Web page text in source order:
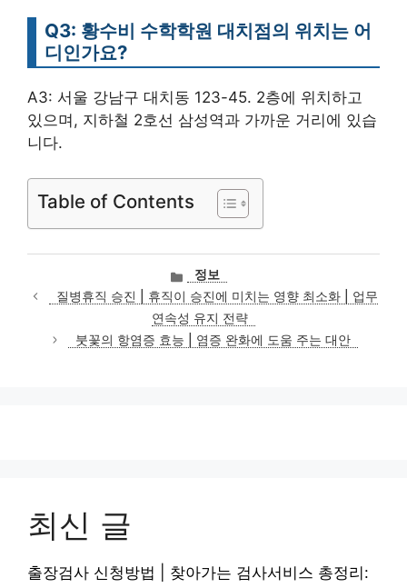
Q3: 황수비 수학학원 대치점의 위치는 어
디인가요?
A3: 서울 강남구 대치동 123-45. 2층에 위치하고
있으며, 지하철 2호선 삼성역과 가까운 거리에 있습
니다.
Table of Contents
카
테
고
리
정보
질병휴직 승진 | 휴직이 승진에 미치는 영향 최소화 | 업무
연속성 유지 전략
붓꽃의 항염증 효능 | 염증 완화에 도움 주는 대안
최신 글
출장검사 신청방법 | 찾아가는 검사서비스 총정리: